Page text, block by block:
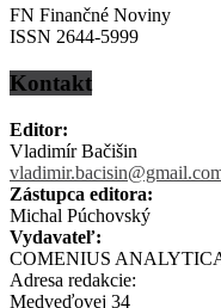
FN Finančné Noviny
ISSN 2644-5999
Kontakt
Editor:
Vladimír Bačišin
Zástupca editora:
Michal Púchovský
Vydavateľ:
COMENIUS
Adresa redakcie:
Medveďovej 34